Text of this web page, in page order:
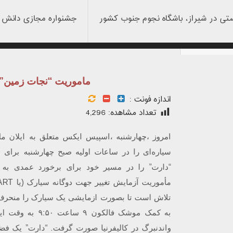
در شیراز، باشگاه نجوم جنوب کشور جشنواره مجازی دانش
ماموریت “نجات
اندازه فونت :
تعداد مشاهده: 4,296
امروز ،چهارشنبه ،اسپیس ایکس متعلق به ایلان
سیاره‌ای را در ساعات اولیه صبح چهارشنبه برای
“دارت” را در مسیر خود برای برخورد عمدی
تلاش است تا بصورت ازمایشی یک سیارک را
به کمک موشک